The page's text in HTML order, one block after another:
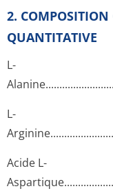
2. COMPOSITION
QUANTITATIVE
L-
L-
Acide L-